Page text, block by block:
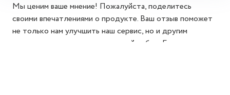
Мы ценим ваше мнение! Пожалуйста, поделитесь
своими впечатлениями о продукте. Ваш отзыв поможет
не только нам улучшить наш сервис, но и другим
покупателям сделать осознанный выбор. Благодарим за